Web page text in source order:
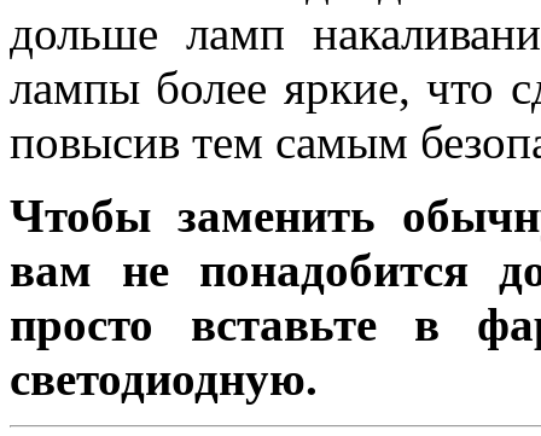
дольше ламп
лампы более яркие, что
повысив тем самым
Чтобы заменить
вам не понадобится
просто вставьте в
светодиодную.